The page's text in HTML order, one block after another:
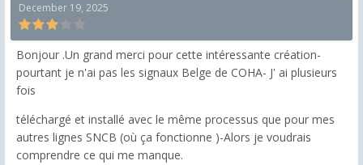
December 19, 2025
Bonjour .Un grand merci pour cette intéressante création-
pourtant je n'ai pas les signaux Belge de COHA- J' ai plusieurs
fois
téléchargé et installé avec le même processus que pour mes
autres lignes SNCB (où ça fonctionne )-Alors je voudrais
comprendre ce qui me manque.